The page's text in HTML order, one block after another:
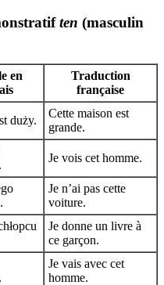
ten (masculin
en
Traduction
française
duży.
Cette maison est
grande.
Je vois cet homme.
Je n’ai pas cette
voiture.
Je donne un livre à
ce garçon.
Je vais avec cet
homme.